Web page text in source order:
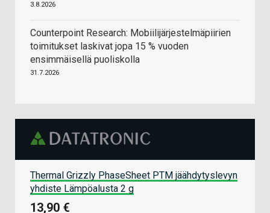
3.8.2026
Counterpoint Research: Mobiilijärjestelmäpiirien
toimitukset laskivat jopa 15 % vuoden
ensimmäisellä puoliskolla
31.7.2026
Thermal Grizzly PhaseSheet PTM jäähdytyslevyn
yhdiste Lämpöalusta 2 g
13,90 €